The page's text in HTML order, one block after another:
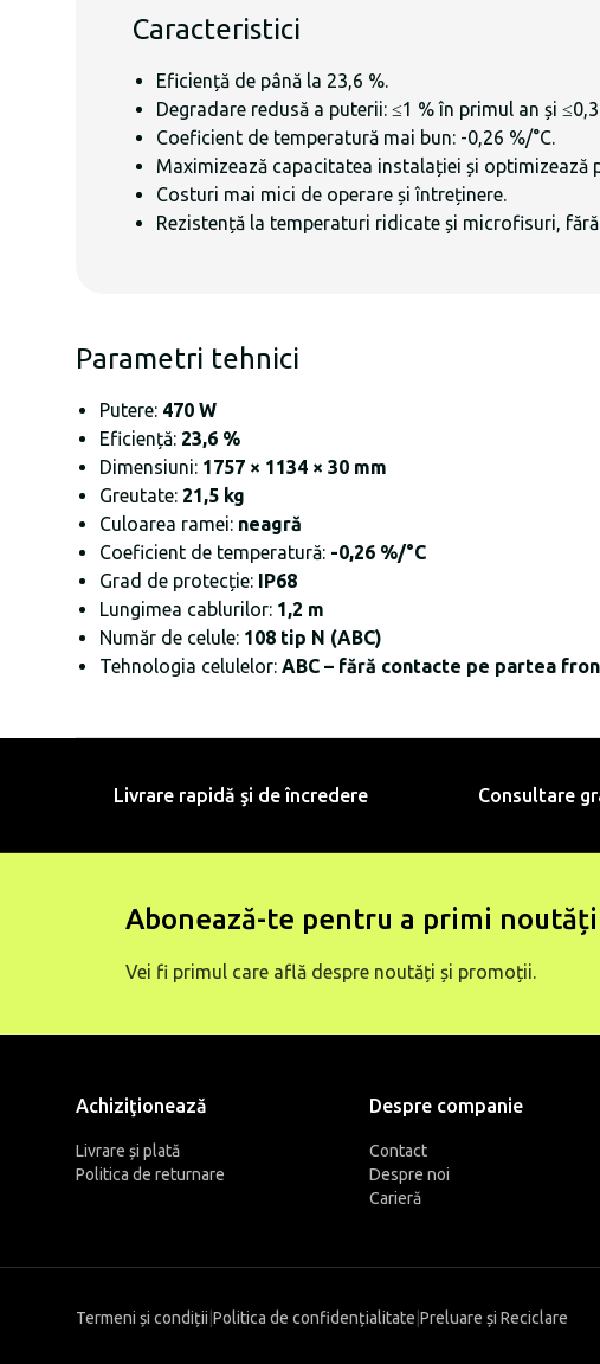
Caracteristici
Eficiență de până la 23,6 %.
Degradare redusă a puterii: ≤1 % în primul an și
Coeficient de temperatură mai bun: -0,26 %/°C.
Maximizează capacitatea instalației și
Costuri mai mici de operare și întreținere.
Rezistență la temperaturi ridicate și microfisuri,
Parametri tehnici
Putere: 470 W
Eficiență: 23,6 %
Dimensiuni: 1757 × 1134 × 30 mm
Greutate: 21,5 kg
Culoarea ramei: neagră
Coeficient de temperatură: -0,26 %/°C
Grad de protecție: IP68
Lungimea cablurilor: 1,2 m
Număr de celule: 108 tip N (ABC)
Tehnologia celulelor: ABC – fără contacte pe partea
Livrare rapidă şi de încredere Consultare
Abonează-te pentru a primi
Vei fi primul care află despre noutăți și promoții.
Achiziţionează
Livrare și plată
Politica de returnare
Despre companie
Contact
Despre noi
Carieră
Termeni și condiții Politica de confidențialitate Preluare și Reciclare